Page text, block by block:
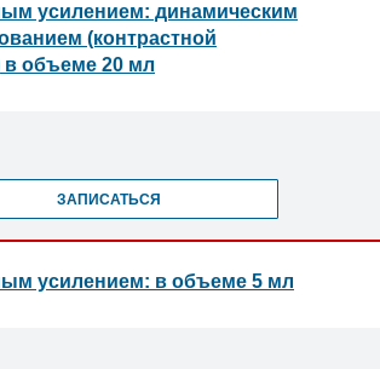
усилением: динамическим
(контрастной
в объеме 20 мл
ЗАПИСАТЬСЯ
усилением: в объеме 5 мл